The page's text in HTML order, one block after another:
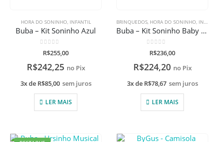
HORA DO SONINHO, INFANTIL
Buba – Kit Soninho Azul
de 5
R$255,00
R$242,25 no Pix
3x de R$85,00 sem juros
LER MAIS
BRINQUEDOS, HORA DO SONINHO, INFANTIL
Buba – Kit Soninho Baby Azul
de 5
R$236,00
R$224,20 no Pix
3x de R$78,67 sem juros
LER MAIS